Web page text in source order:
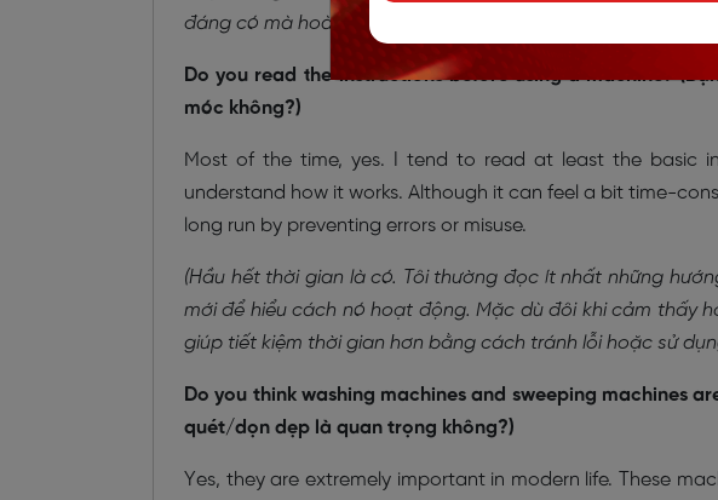
đáng có mà hoàn toàn có thể tránh được.)
Do you read the instructions before using a machine?
móc không?)
Most of the time, yes. I tend to read at least the basic
understand how it works. Although it can feel a bit time-
long run by preventing errors or misuse.
(Hầu hết thời gian là có. Tôi thường đọc ít nhất những
mới để hiểu cách nó hoạt động. Mặc dù đôi khi cảm thấy
giúp tiết kiệm thời gian hơn bằng cách tránh lỗi hoặc sử
Do you think washing machines and sweeping machines
quét/dọn dẹp là quan trọng không?)
Yes, they are extremely important in modern life. These